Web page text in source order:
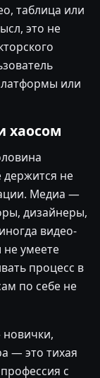
таблица или
это не
или
хаосом
держится не
Медиа —
дизайнеры,
видео-
не умеете
процесс в
по себе не
новички,
— это тихая
с